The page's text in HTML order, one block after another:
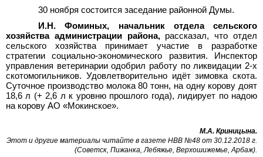
30 ноября состоится заседание районной Думы.
И.Н.
Фоминых, начальник отдела сельского
хозяйства администрации района, рассказал, что отдел
сельского хозяйства принимает участие в разработке
стратегии социально-экономического развития. Инспектор
управления ветеринарии одобрил работу по ликвидации 2-х
скотомогильников. Удовлетворительно идёт зимовка скота.
Суточное производство молока 80 тонн, на одну корову доят
18,6 л (+ 2,6 л к уровню прошлого года), лидирует по надою
на корову АО «Мокинское».
М.А. Криницына.
Этот и другие материалы читайте в газете НВВ №48 от 30.12.2018 г.
(Советск, Пижанка, Лебяжье, Верхошижемье, Арбаж).